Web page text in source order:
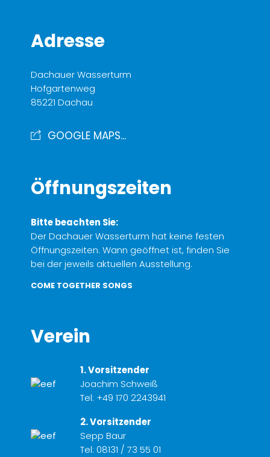
Adresse
Dachauer Wasserturm
Hofgartenweg
85221 Dachau
GOOGLE MAPS...
Öffnungszeiten
Bitte beachten Sie:
Der Dachauer Wasserturm hat keine festen
Öffnungszeiten. Wann geöffnet ist, finden Sie
bei der jeweils aktuellen Ausstellung.
COME TOGETHER SONGS
Verein
1. Vorsitzender
Joachim Schweiß
Tel: +49 170 2243941
2. Vorsitzender
Sepp Baur
Tel: 08131 / 73 55 01